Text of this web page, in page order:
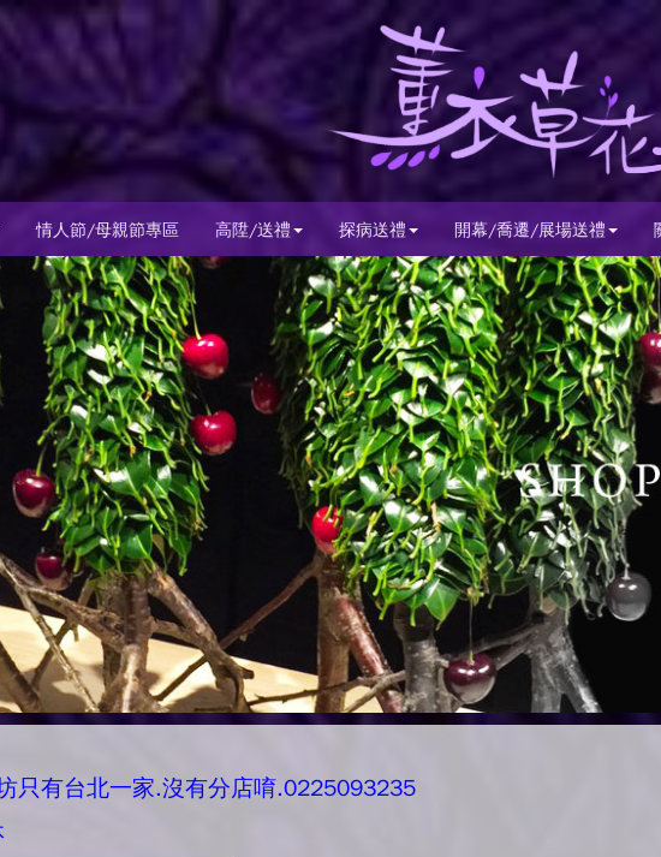
情人節/母親節專區 高陞/送禮 探病送禮 開幕/喬遷/展場送禮
只有台北一家.沒有分店唷.0225093235